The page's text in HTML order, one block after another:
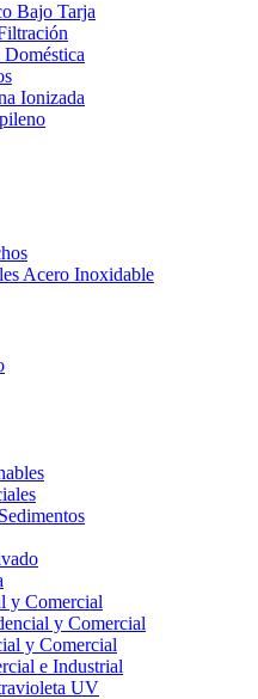
Bajo Tarja
Ionizada
Acero Inoxidable
y Comercial
y Comercial
y Comercial
e Industrial
UV